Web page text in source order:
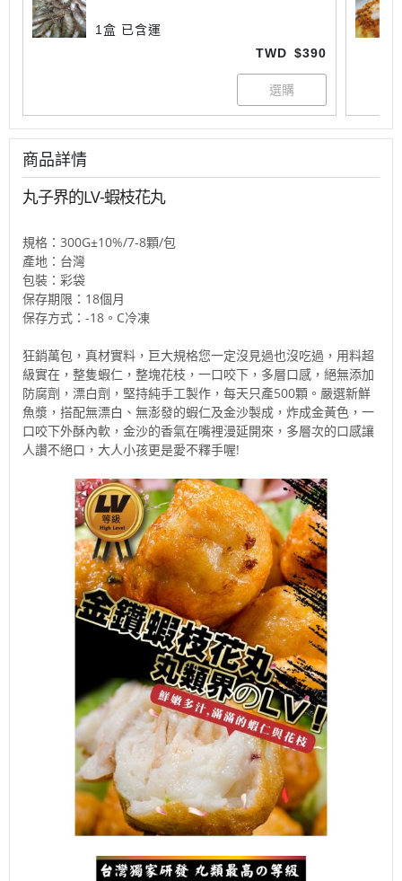
1盒 已含運
TWD $390
商品詳情
丸子界的LV-蝦枝花丸
規格：300G±10%/7-8顆/包
產地：台灣
包裝：彩袋
保存期限：18個月
保存方式：-18。C冷凍
狂銷萬包，真材實料，巨大規格您一定沒見過也沒吃過，用料超
級實在，整隻蝦仁，整塊花枝，一口咬下，多層口感，絕無添加
防腐劑，漂白劑，堅持純手工製作，每天只產500顆。嚴選新鮮
魚漿，搭配無漂白、無澎發的蝦仁及金沙製成，炸成金黃色，一
口咬下外酥內軟，金沙的香氣在嘴裡漫延開來，多層次的口感讓
人讚不絕口，大人小孩更是愛不釋手喔!